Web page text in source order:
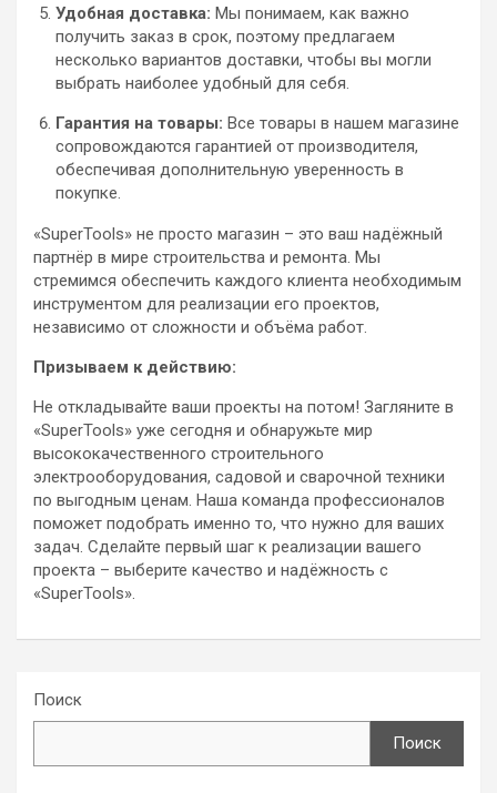
Удобная доставка: Мы понимаем, как важно
получить заказ в срок, поэтому предлагаем
несколько вариантов доставки, чтобы вы могли
выбрать наиболее удобный для себя.
Гарантия на товары: Все товары в нашем магазине
сопровождаются гарантией от производителя,
обеспечивая дополнительную уверенность в
покупке.
«SuperTools» не просто магазин – это ваш надёжный
партнёр в мире строительства и ремонта. Мы
стремимся обеспечить каждого клиента необходимым
инструментом для реализации его проектов,
независимо от сложности и объёма работ.
Призываем к действию:
Не откладывайте ваши проекты на потом! Загляните в
«SuperTools» уже сегодня и обнаружьте мир
высококачественного строительного
электрооборудования, садовой и сварочной техники
по выгодным ценам. Наша команда профессионалов
поможет подобрать именно то, что нужно для ваших
задач. Сделайте первый шаг к реализации вашего
проекта – выберите качество и надёжность с
«SuperTools».
Поиск
Поиск